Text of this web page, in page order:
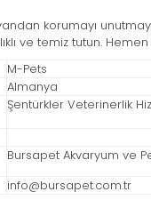
korumayı
ve temiz tutun.
M-Pets
Almanya
Şentürkler Veterinerlik
Bursapet Akvaryum ve
info@bursapet.com.tr